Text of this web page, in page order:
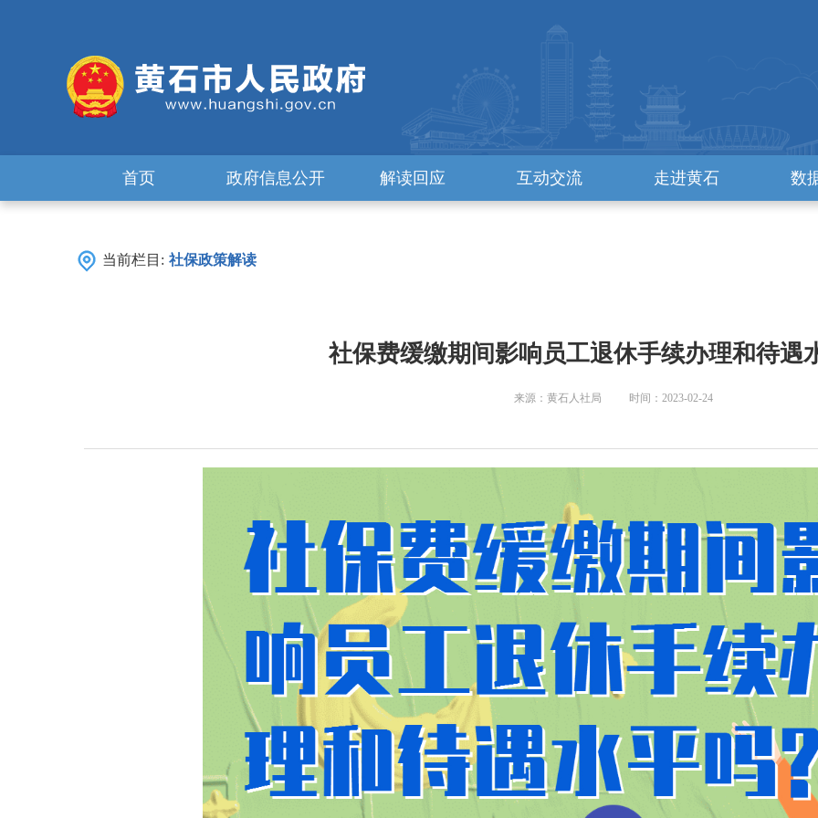
首页 政府信息公开 解读回应 互动交流 走进黄石 数
当前栏目: 社保政策解读
社保费缓缴期间影响员工退休手续办理和待遇
来源：黄石人社局 时间：2023-02-24